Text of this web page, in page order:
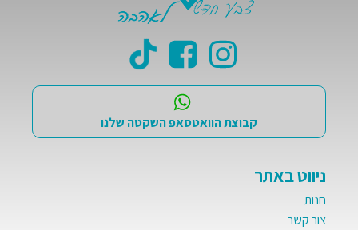
קבוצת הוואטסאפ השקטה שלנו
ניווט באתר
חנות
צור קשר